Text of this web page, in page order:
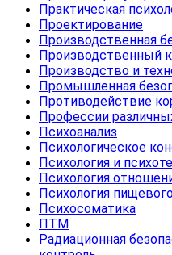
Практическая
Проектирование
Производственная
Производственный
Производство и
Промышленная
Противодействие
Профессии
Психоанализ
Психологическое
Психология и
Психология
Психология
Психосоматика
ПТМ
Радиационная